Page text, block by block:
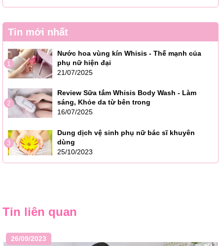
Tin mới nhất
1
Nước hoa vùng kín Whisis - Thế mạnh của
phụ nữ hiện đại
21/07/2025
2
Review Sữa tắm Whisis Body Wash - Làm
sáng, Khỏe da từ bên trong
16/07/2025
3
Dung dịch vệ sinh phụ nữ bác sĩ khuyên
dùng
25/10/2023
Tin liên quan
26/09/2023